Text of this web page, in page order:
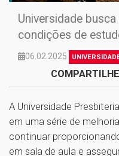
Universidade
condições de
06.02.2025
A Universidade
em uma série de
continuar
em sala de aula e